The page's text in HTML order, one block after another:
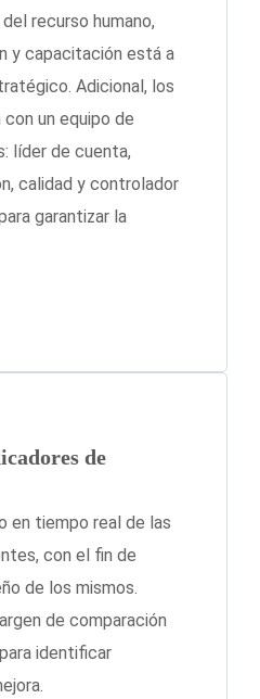
recurso humano,
y capacitación está a
Adicional, los
un equipo de
líder de cuenta,
calidad y controlador
garantizar la
de
en tiempo real de las
con el fin de
de los mismos.
de comparación
identificar